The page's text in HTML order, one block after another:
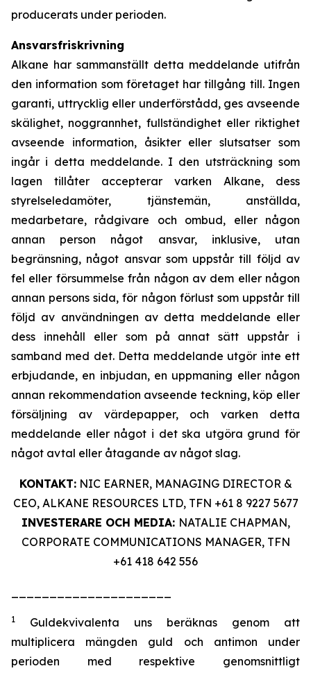
producerats under perioden.
Ansvarsfriskrivning
Alkane har sammanställt detta meddelande utifrån
den information som företaget har tillgång till. Ingen
garanti, uttrycklig eller underförstådd, ges avseende
skälighet, noggrannhet, fullständighet eller riktighet
avseende information, åsikter eller slutsatser som
ingår i detta meddelande. I den utsträckning som
lagen tillåter accepterar varken Alkane, dess
styrelseledamöter, tjänstemän, anställda,
medarbetare, rådgivare och ombud, eller någon
annan person något ansvar, inklusive, utan
begränsning, något ansvar som uppstår till följd av
fel eller försummelse från någon av dem eller någon
annan persons sida, för någon förlust som uppstår till
följd av användningen av detta meddelande eller
dess innehåll eller som på annat sätt uppstår i
samband med det. Detta meddelande utgör inte ett
erbjudande, en inbjudan, en uppmaning eller någon
annan rekommendation avseende teckning, köp eller
försäljning av värdepapper, och varken detta
meddelande eller något i det ska utgöra grund för
något avtal eller åtagande av något slag.
KONTAKT:NIC EARNER, MANAGING DIRECTOR &
CEO, ALKANE RESOURCES LTD, TFN +61 8 9227 5677
INVESTERARE OCH MEDIA: NATALIE CHAPMAN,
CORPORATE COMMUNICATIONS MANAGER, TFN
+61 418 642 556
1
Guldekvivalenta uns beräknas genom att
multiplicera mängden guld och antimon under
perioden med respektive genomsnittligt